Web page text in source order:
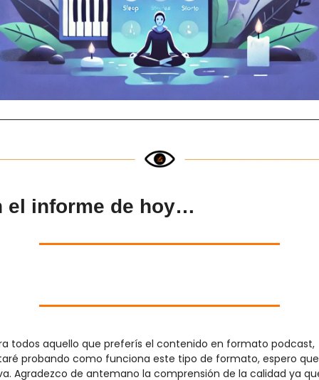
el informe de hoy…
todos aquello que preferís el contenido en formato podcast,
probando como funciona este tipo de formato, espero
Agradezco de antemano la comprensión de la calidad ya